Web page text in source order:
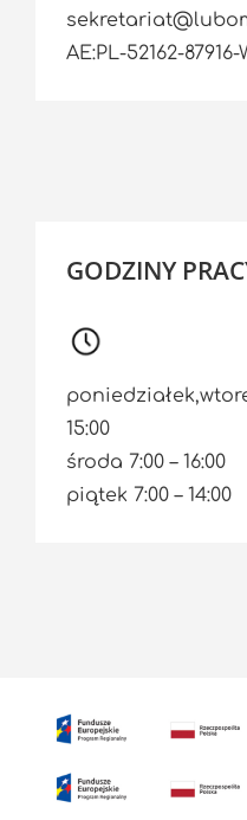
AE:PL-52162-87916-
GODZINY
15:00
środa 7:00 – 16:00
piątek 7:00 – 14:00